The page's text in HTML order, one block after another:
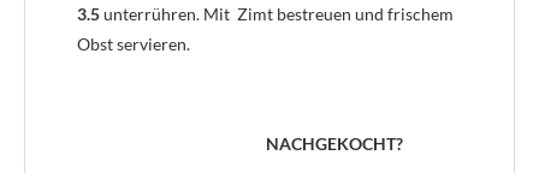
3.5unterrühren. Mit Zimt bestreuen und frischem
Obst servieren.
NACHGEKOCHT?